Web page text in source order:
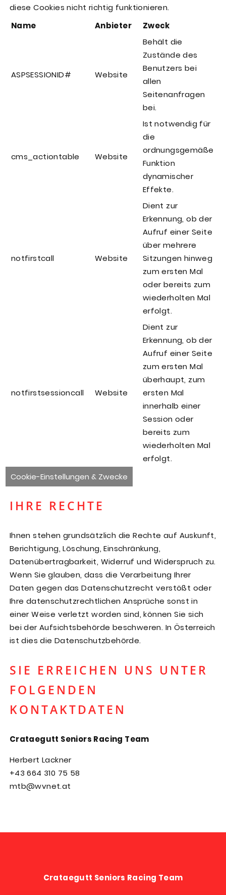
diese Cookies nicht richtig funktionieren.
Name
Anbieter Zweck
ASPSESSIONID# Website
Behält die
Zustände des
Benutzers bei
allen
Seitenanfragen
bei.
cms_actiontable Website
Ist notwendig für
die
ordnungsgemäße
Funktion
dynamischer
Effekte.
notfirstcall Website
Dient zur
Erkennung, ob der
Aufruf einer Seite
über mehrere
Sitzungen hinweg
zum ersten Mal
oder bereits zum
wiederholten Mal
erfolgt.
notfirstsessioncall Website
Dient zur
Erkennung, ob der
Aufruf einer Seite
zum ersten Mal
überhaupt, zum
ersten Mal
innerhalb einer
Session oder
bereits zum
wiederholten Mal
erfolgt.
Cookie-Einstellungen & Zwecke
IHRE RECHTE
Ihnen stehen grundsätzlich die Rechte auf Auskunft,
Berichtigung, Löschung, Einschränkung,
Datenübertragbarkeit, Widerruf und Widerspruch zu.
Wenn Sie glauben, dass die Verarbeitung Ihrer
Daten gegen das Datenschutzrecht verstößt oder
Ihre datenschutzrechtlichen Ansprüche sonst in
einer Weise verletzt worden sind, können Sie sich
bei der Aufsichtsbehörde beschweren. In Österreich
ist dies die Datenschutzbehörde.
SIE ERREICHEN UNS UNTER
FOLGENDEN
KONTAKTDATEN
Crataegutt Seniors Racing Team
Herbert Lackner
+43 664 310 75 58
mtb@wvnet.at
Crataegutt Seniors Racing Team